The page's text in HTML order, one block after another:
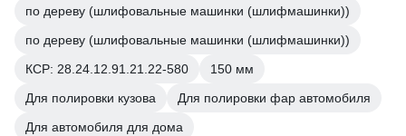
по дереву (шлифовальные машинки (шлифмашинки))
по дереву (шлифовальные машинки (шлифмашинки))
КСР: 28.24.12.91.21.22-580
150 мм
Для полировки кузова
Для полировки фар автомобиля
Для автомобиля для дома